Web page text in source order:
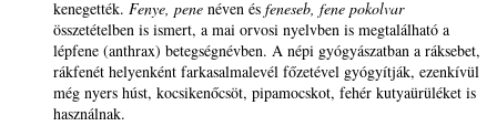
kenegették. Fenye, pene néven és feneseb, fene pokolvar
összetételben is ismert, a mai orvosi nyelvben is megtalálható a
lépfene (anthrax) betegségnévben. A népi gyógyászatban a ráksebet,
rákfenét helyenként farkasalmalevél főzetével gyógyítják, ezenkívül
még nyers húst, kocsikenőcsöt, pipamocskot, fehér kutyaürüléket is
használnak.